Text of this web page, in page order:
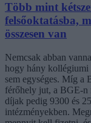
Több mint
felsőoktatásba,
összesen van
Nemcsak abban
hogy hány kollégiumi
sem egységes. Míg a
férőhely jut, a BGE-n
díjak pedig 9300 és
intézményekben.